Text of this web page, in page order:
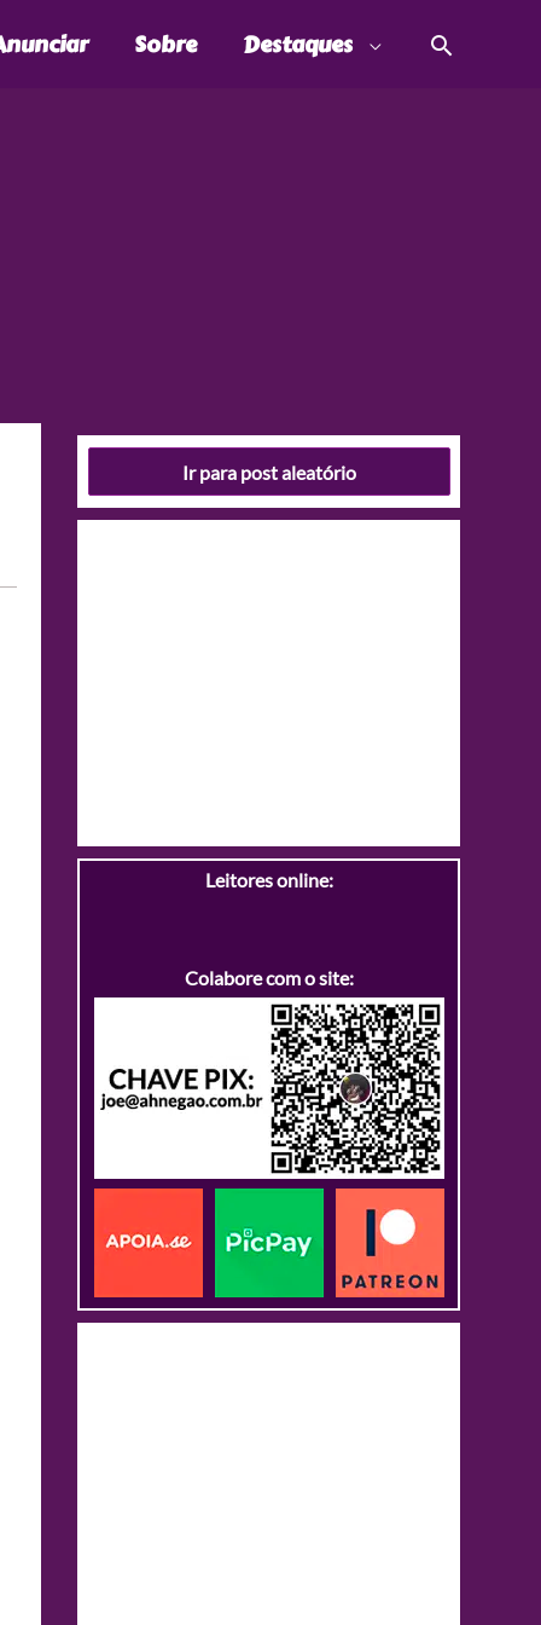
Sobre Destaques
Ir para post aleatório
Leitores online:
Colabore com o site: